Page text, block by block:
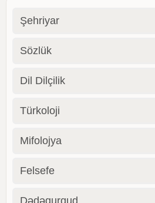
Şehriyar
Sözlük
Dil Dilçilik
Türkoloji
Mifolojya
Felsefe
Dədəqurqud